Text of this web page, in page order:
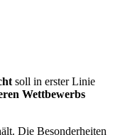
soll in erster Linie
Wettbewerbs
Die Besonderheiten